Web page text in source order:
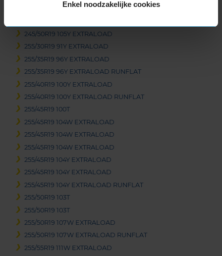
Enkel noodzakelijke cookies
245/45R19 102Y EXTRALOAD
245/50R19 105Y EXTRALOAD
255/30R19 91Y EXTRALOAD
255/35R19 96Y EXTRALOAD
255/35R19 96Y EXTRALOAD RUNFLAT
255/40R19 100Y EXTRALOAD
255/40R19 100Y EXTRALOAD RUNFLAT
255/45R19 100T
255/45R19 104W EXTRALOAD
255/45R19 104W EXTRALOAD
255/45R19 104W EXTRALOAD
255/45R19 104Y EXTRALOAD
255/45R19 104Y EXTRALOAD
255/45R19 104Y EXTRALOAD RUNFLAT
255/50R19 103T
255/50R19 103T
255/50R19 107W EXTRALOAD
255/50R19 107W EXTRALOAD RUNFLAT
255/55R19 111W EXTRALOAD